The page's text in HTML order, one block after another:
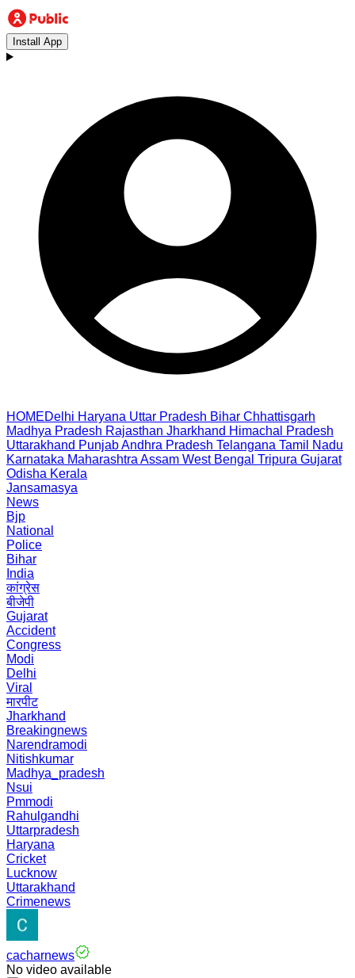
Install App
HOMEDelhi Haryana Uttar Pradesh Bihar Chhattisgarh
Madhya Pradesh Rajasthan Jharkhand Himachal Pradesh
Uttarakhand PunjabAndhra Pradesh Telangana Tamil Nadu
Karnataka Maharashtra Assam West Bengal Tripura Gujarat
Odisha Kerala
Jansamasya
News
Bjp
National
Police
Bihar
India
कांग्रेस
बीजेपी
Gujarat
Accident
Congress
Modi
Delhi
Viral
मारपीट
Jharkhand
Breakingnews
Narendramodi
Nitishkumar
Madhya_pradesh
Nsui
Pmmodi
Rahulgandhi
Uttarpradesh
Haryana
Cricket
Lucknow
Uttarakhand
Crimenews
cacharnews
No video available